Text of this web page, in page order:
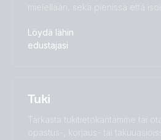
mielellään, sekä pienissä että
Löydä lähin
edustajasi
Tuki
Tarkasta tukitietokantamme tai
opastus-, korjaus- tai